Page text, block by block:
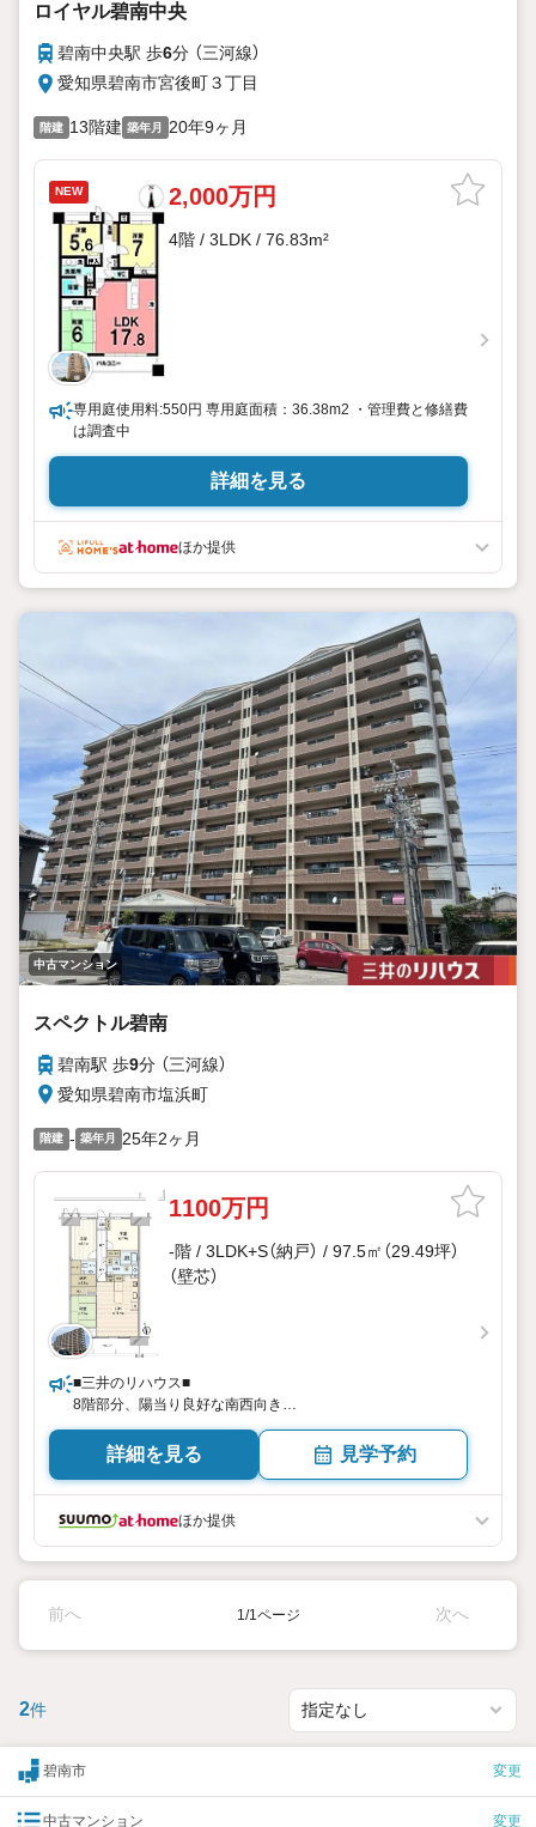
ロイヤル碧南中央
碧南中央駅 歩6分 （三河線）
愛知県碧南市宮後町３丁目
階建 13階建 築年月 20年9ヶ月
NEW 2,000万円
4階 / 3LDK / 76.83m²
専用庭使用料:550円 専用庭面積：36.38m2 ・管理費と修繕費
は調査中
詳細を見る
ほか提供
中古マンション
スペクトル碧南
碧南駅 歩9分 （三河線）
愛知県碧南市塩浜町
階建 - 築年月 25年2ヶ月
1100万円
-階 / 3LDK+S（納戸） / 97.5㎡（29.49坪）
（壁芯）
■三井のリハウス■
8階部分、陽当り良好な南西向き
全居室7帖以上・収納付
詳細を見る 見学予約
ほか提供
前へ 1/1ページ 次へ
2件
碧南市 変更
中古マンション 変更